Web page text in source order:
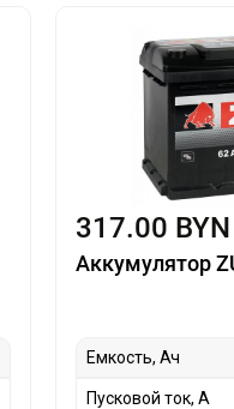
317.00 BYN
Аккумулятор
Емкость, Ач
Пусковой ток, А